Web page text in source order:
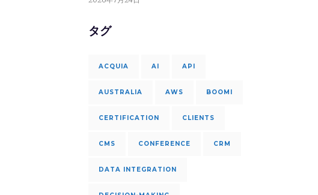
タグ
ACQUIA AI API
AUSTRALIA AWS BOOMI
CERTIFICATION CLIENTS
CMS CONFERENCE CRM
DATA INTEGRATION